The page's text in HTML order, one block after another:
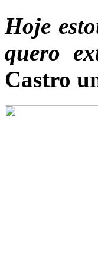
Hoje
quero
Castro